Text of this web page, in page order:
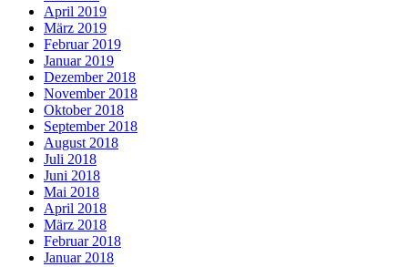
April 2019
März 2019
Februar 2019
Januar 2019
Dezember 2018
November 2018
Oktober 2018
September 2018
August 2018
Juli 2018
Juni 2018
Mai 2018
April 2018
März 2018
Februar 2018
Januar 2018